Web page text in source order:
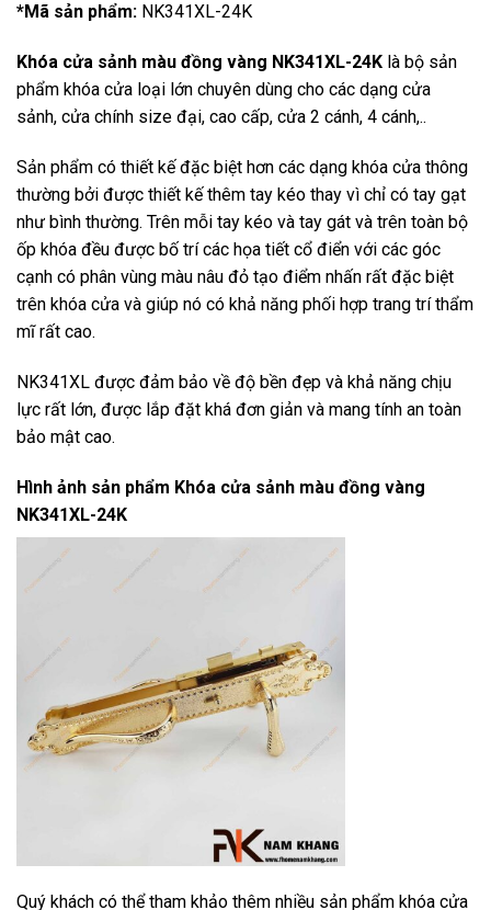
*Mã sản phẩm: NK341XL-24K
Khóa cửa sảnh màu đồng vàng NK341XL-24K là bộ sản
phẩm khóa cửa loại lớn chuyên dùng cho các dạng cửa
sảnh, cửa chính size đại, cao cấp, cửa 2 cánh, 4 cánh,..
Sản phẩm có thiết kế đặc biệt hơn các dạng khóa cửa thông
thường bởi được thiết kế thêm tay kéo thay vì chỉ có tay gạt
như bình thường. Trên mỗi tay kéo và tay gát và trên toàn bộ
ốp khóa đều được bố trí các họa tiết cổ điển với các góc
cạnh có phân vùng màu nâu đỏ tạo điểm nhấn rất đặc biệt
trên khóa cửa và giúp nó có khả năng phối hợp trang trí thẩm
mĩ rất cao.
NK341XL được đảm bảo về độ bền đẹp và khả năng chịu
lực rất lớn, được lắp đặt khá đơn giản và mang tính an toàn
bảo mật cao.
Hình ảnh sản phẩm Khóa cửa sảnh màu đồng vàng
NK341XL-24K
Quý khách có thể tham khảo thêm nhiều sản phẩm khóa cửa